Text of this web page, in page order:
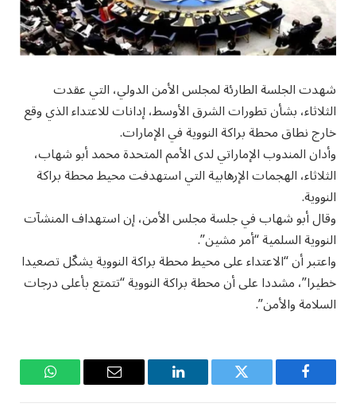
شهدت الجلسة الطارئة لمجلس الأمن الدولي، التي عقدت
الثلاثاء، بشأن تطورات الشرق الأوسط، إدانات للاعتداء الذي وقع
خارج نطاق محطة براكة النووية في الإمارات.
وأدان المندوب الإماراتي لدى الأمم المتحدة محمد أبو شهاب،
الثلاثاء، الهجمات الإرهابية التي استهدفت محيط محطة براكة
النووية.
وقال أبو شهاب في جلسة مجلس الأمن، إن استهداف المنشآت
النووية السلمية “أمر مشين”.
واعتبر أن “الاعتداء على محيط محطة براكة النووية يشكّل تصعيدا
خطيرا”، مشددا على أن محطة براكة النووية “تتمتع بأعلى درجات
السلامة والأمن”.
فيسبوك تويتر لينكدإن
البريد
واتساب